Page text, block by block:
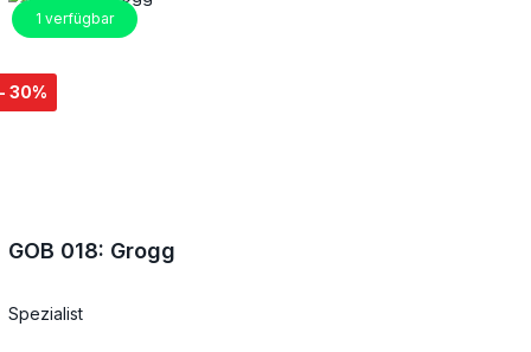
1 verfügbar
30%
GOB 018: Grogg
Spezialist